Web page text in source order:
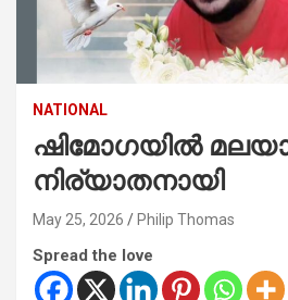
NATIONAL
ഷിമോഗയിൽ
നിര്യാതനായി
May 25, 2026 Philip Thomas
Spread the love